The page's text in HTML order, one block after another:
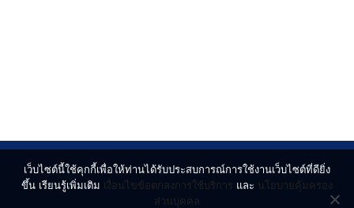
เว็บไซต์นี้ใช้คุกกี้เพื่อให้ท่านได้รับประสบการณ์การใช้งานเว็บไซต์ที่ดียิ่ง
ขึ้น เรียนรู้เพิ่มเติม เงื่อนไขข้อตกลงการใช้บริการ และ นโยบายคุ้มครอง
ส่วนบุคคล